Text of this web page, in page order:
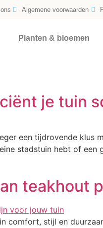
Algemene voorwaarden
Planten & bloemen
je tuin
een tijdrovende klus
stadstuin hebt of
teakhout
comfort, stijl en